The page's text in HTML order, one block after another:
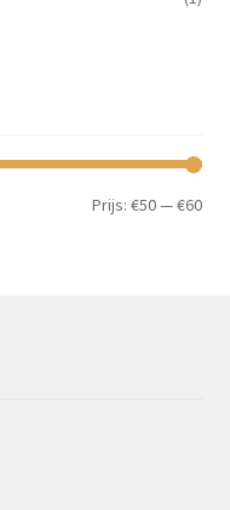
Min.
Prijs:€50—€60